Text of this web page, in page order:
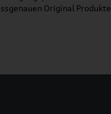
Original